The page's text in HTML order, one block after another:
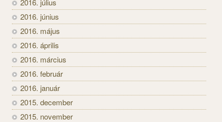
2016. július
2016. június
2016. május
2016. április
2016. március
2016. február
2016. január
2015. december
2015. november